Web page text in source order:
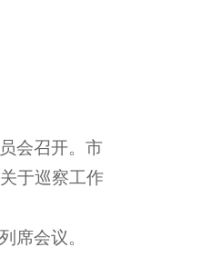
会召开。市
于巡察工作
席会议。